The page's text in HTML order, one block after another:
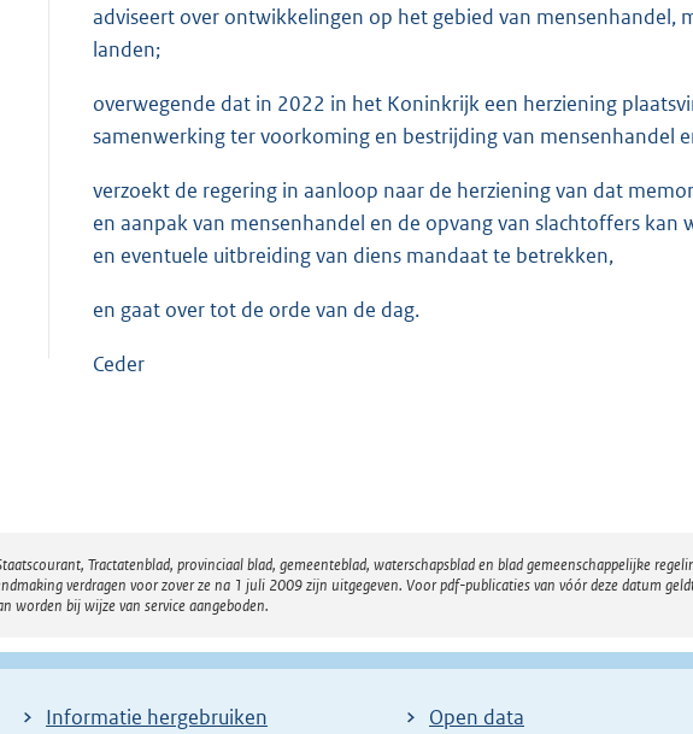
adviseert over ontwikkelingen op het gebied van mensenhandel,
landen;
overwegende dat in 2022 in het Koninkrijk een herziening
samenwerking ter voorkoming en bestrijding van mensenhandel
verzoekt de regering in aanloop naar de herziening van dat
en aanpak van mensenhandel en de opvang van slachtoffers
en eventuele uitbreiding van diens mandaat te betrekken,
en gaat over tot de orde van de dag.
Ceder
Tractatenblad, provinciaal blad, gemeenteblad, waterschapsblad en blad gemeenschappelijke
verdragen voor zover ze na 1 juli 2009 zijn uitgegeven. Voor pdf-publicaties van vóór deze datum
worden bij wijze van service aangeboden.
Informatie hergebruiken Open data